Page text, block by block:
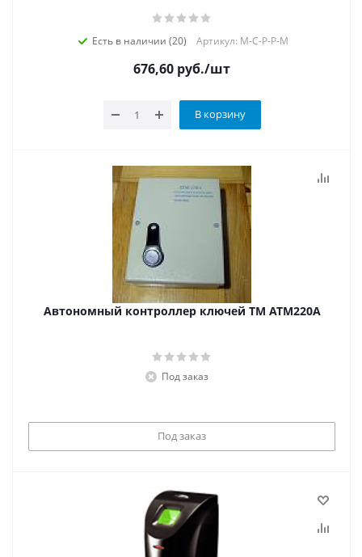
Есть в наличии (20) Артикул: M-C-P-P-M
676,60 руб./шт
В корзину
Автономный контроллер ключей TM АТМ220А
Под заказ
Под заказ